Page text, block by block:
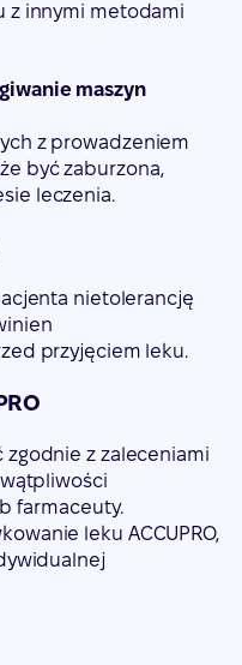
z innymi metodami
maszyn
z prowadzeniem
być zaburzona,
leczenia.
nietolerancję
przyjęciem leku.
zgodnie z zaleceniami
farmaceuty.
leku ACCUPRO,